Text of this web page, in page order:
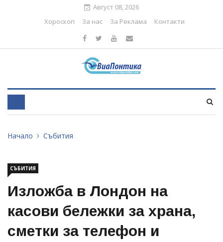
Август 08, 2026
Хороскоп
За нас За Реклама Контакти
Начало Събития
СЪБИТИЯ
Изложба в Лондон на
касови бележки за храна,
сметки за телефон и